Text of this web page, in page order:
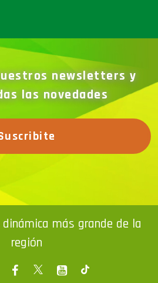
newsletters y
las novedades
más grande de la
región